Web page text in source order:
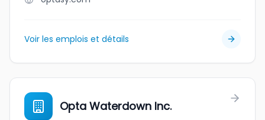
Voir les emplois et détails
Opta Waterdown Inc.